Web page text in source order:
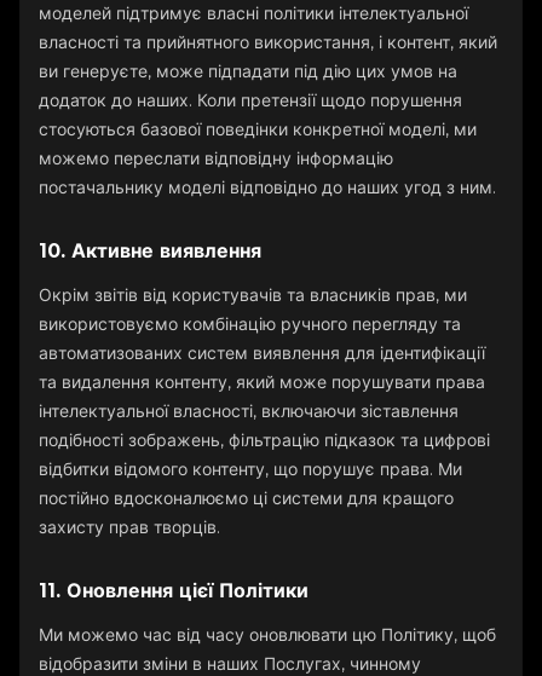
моделей підтримує власні політики інтелектуальної
власності та прийнятного використання, і контент, який
ви генеруєте, може підпадати під дію цих умов на
додаток до наших. Коли претензії щодо порушення
стосуються базової поведінки конкретної моделі, ми
можемо переслати відповідну інформацію
постачальнику моделі відповідно до наших угод з ним.
10. Активне виявлення
Окрім звітів від користувачів та власників прав, ми
використовуємо комбінацію ручного перегляду та
автоматизованих систем виявлення для ідентифікації
та видалення контенту, який може порушувати права
інтелектуальної власності, включаючи зіставлення
подібності зображень, фільтрацію підказок та цифрові
відбитки відомого контенту, що порушує права. Ми
постійно вдосконалюємо ці системи для кращого
захисту прав творців.
11. Оновлення цієї Політики
Ми можемо час від часу оновлювати цю Політику, щоб
відобразити зміни в наших Послугах, чинному